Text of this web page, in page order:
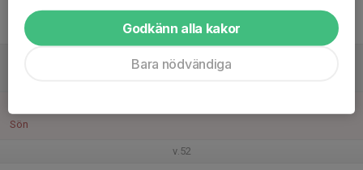
Fre
Avslutning Ninja World
Sön
v.52
Godkänn alla kakor
Bara nödvändiga